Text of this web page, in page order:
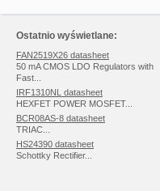
Ostatnio wyświetlane:
FAN2519X26 datasheet
50 mA CMOS LDO Regulators with
Fast...
IRF1310NL datasheet
HEXFET POWER MOSFET...
BCR08AS-8 datasheet
TRIAC...
HS24390 datasheet
Schottky Rectifier...